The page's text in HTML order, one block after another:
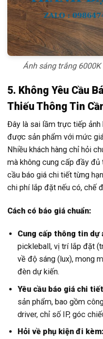
Ánh sáng trắng
5. Không Yêu Cầu
Thiếu Thông Tin
Đây là sai lầm trực tiếp
được sản phẩm với mức
Nhiều khách hàng chỉ hỏi
mà không cung cấp đầy đủ
cầu báo giá chi tiết từng
chi phí lắp đặt nếu có, chế
Cách có báo giá chuẩn:
Cung cấp thông tin dự
pickleball, vị trí lắp đặt
về độ sáng (lux), mong
đèn dự kiến.
Yêu cầu báo giá chi
sản phẩm, bao gồm
driver, chỉ số IP, góc
Hỏi về phụ kiện đi kèm: